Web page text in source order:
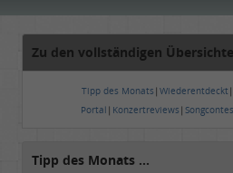
Zu den vollständigen
Tipp des Monats | Wiederentdeckt |
Portal | Konzertreviews |
Tipp des Monats ...